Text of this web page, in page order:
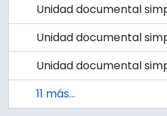
Unidad documental
Unidad documental
Unidad documental
11 más...